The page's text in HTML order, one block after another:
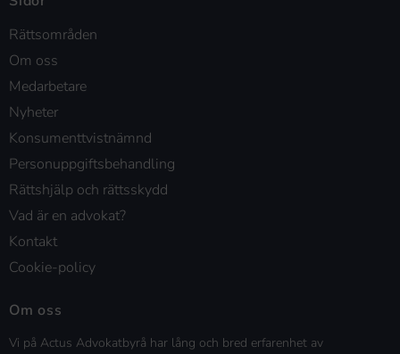
Rättsområden
Om oss
Medarbetare
Nyheter
Konsumenttvistnämnd
Personuppgiftsbehandling
Rättshjälp och rättsskydd
Vad är en advokat?
Kontakt
Cookie-policy
Om oss
Vi på Actus Advokatbyrå har lång och bred erfarenhet av